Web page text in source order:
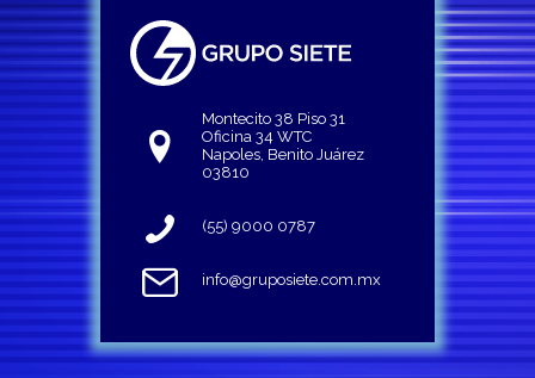
Montecito 38 Piso 31
Oficina 34 WTC
Napoles, Benito Juárez
03810
(55) 9000 0787
info@gruposiete.com.mx